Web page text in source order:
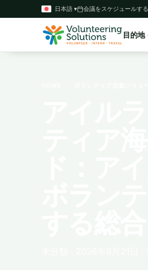
日本語 ▾ 会議をスケジュールする
目的地